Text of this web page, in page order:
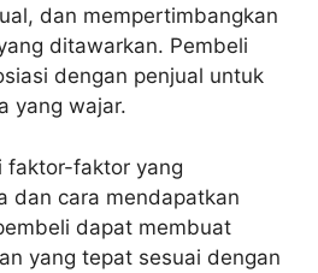
dan mempertimbangkan
ditawarkan. Pembeli
dengan penjual untuk
yang wajar.
faktor-faktor yang
dan cara mendapatkan
dapat membuat
yang tepat sesuai dengan